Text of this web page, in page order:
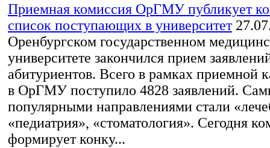
Приемная комиссия ОрГМУ публикует
список поступающих в университет
Оренбургском государственном
университете закончился прием
абитуриентов. Всего в рамках приемной
в ОрГМУ поступило 4828 заявлений.
популярными направлениями стали
«педиатрия», «стоматология». Сегодня
формирует конку...